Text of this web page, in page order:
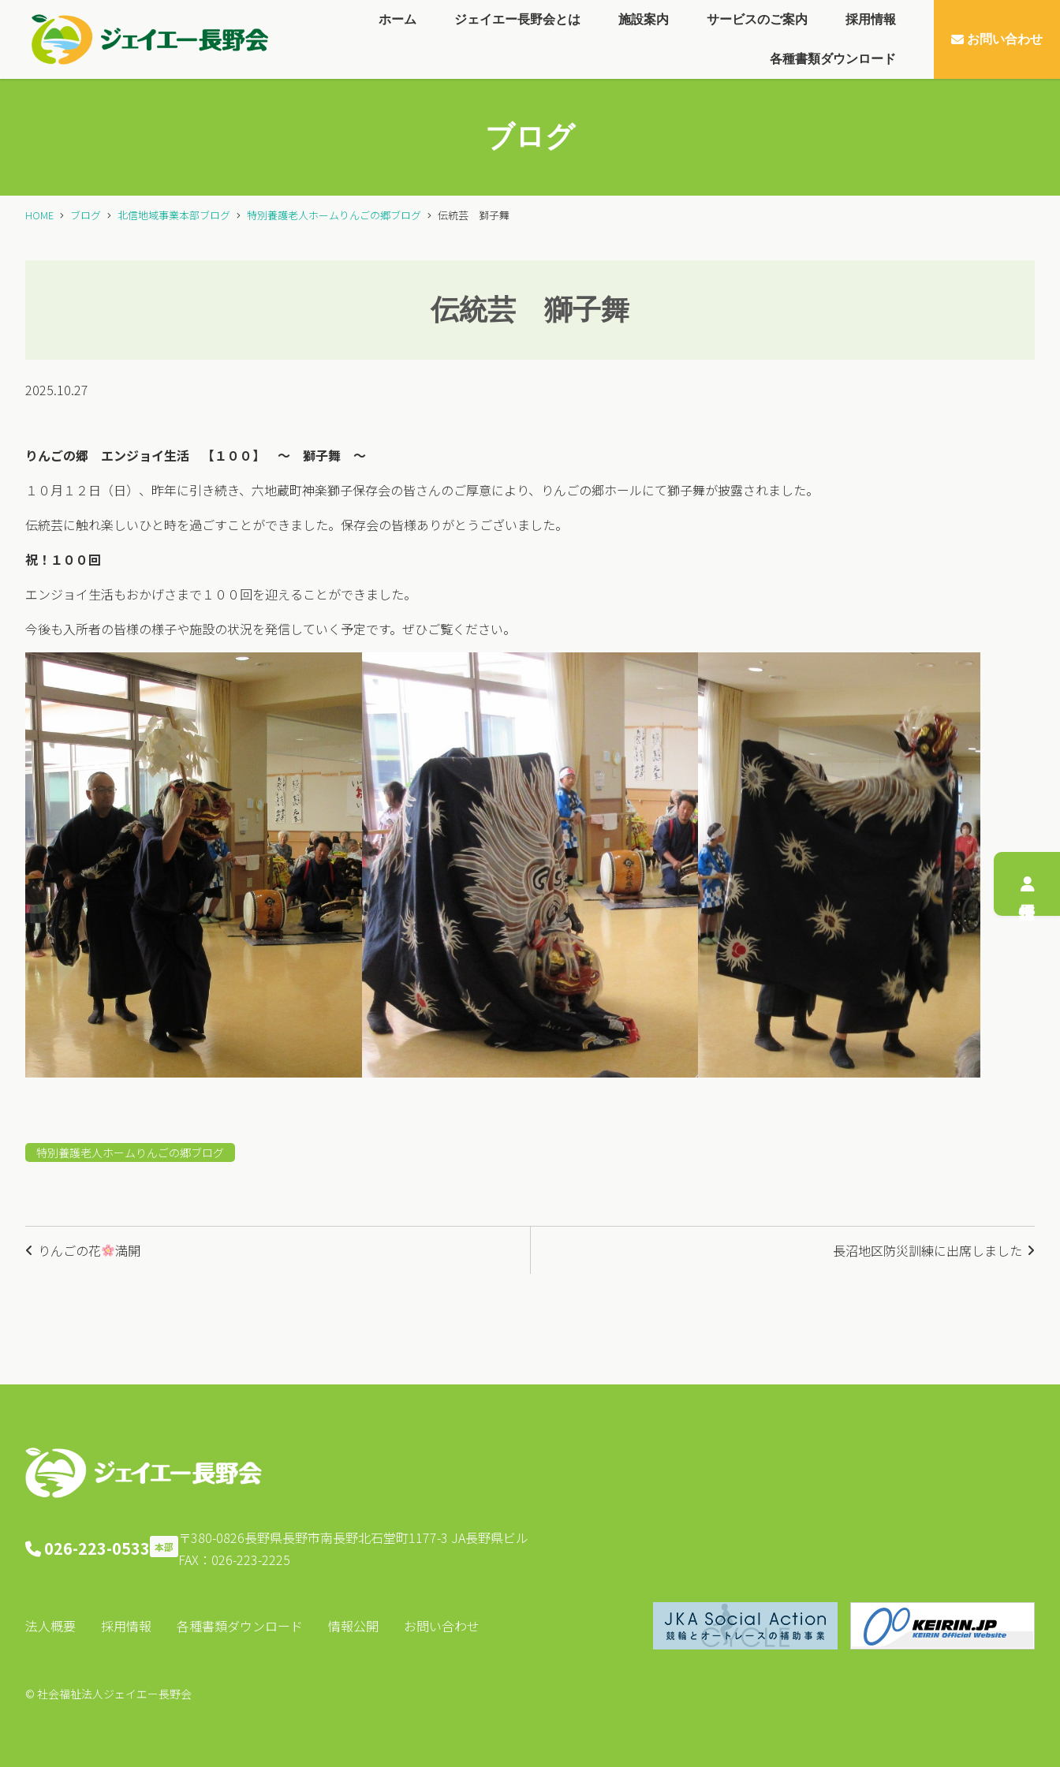
ホーム ジェイエー長野会とは 施設案内 サービスのご案内 採用情報
各種書類ダウンロード
お問い合わせ
ブログ
HOME ブログ 北信地域事業本部ブログ 特別養護老人ホームりんごの郷ブログ 伝統芸 獅子舞
伝統芸 獅子舞
2025.10.27
りんごの郷 エンジョイ生活 【１００】 ～ 獅子舞 ～
１０月１２日（日）、昨年に引き続き、六地蔵町神楽獅子保存会の皆さんのご厚意により、りんごの郷ホールにて獅子舞が披露されました。
伝統芸に触れ楽しいひと時を過ごすことができました。保存会の皆様ありがとうございました。
祝！１００回
エンジョイ生活もおかげさまで１００回を迎えることができました。
今後も入所者の皆様の様子や施設の状況を発信していく予定です。ぜひご覧ください。
特別養護老人ホームりんごの郷ブログ
投
ゲ
シ
ョ
長沼地区防災訓練に出席しました
りんごの花 満開
026-223-0533 本部
〒380-0826長野県長野市南長野北石堂町1177-3 JA長野県ビル
FAX：026-223-2225
法人概要 採用情報 各種書類ダウンロード 情報公開 お問い合わせ
© 社会福祉法人ジェイエー長野会